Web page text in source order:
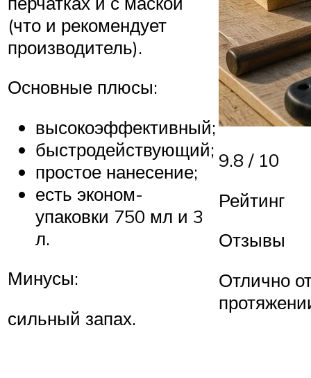
(что и рекомендует
производитель).
Основные плюсы:
высокоэффективный;
быстродействующий;
простое нанесение;
есть эконом-
упаковки 750 мл и 3
л.
Минусы:
сильный запах.
9.8 / 10
Рейтинг
Отзывы
Отлично